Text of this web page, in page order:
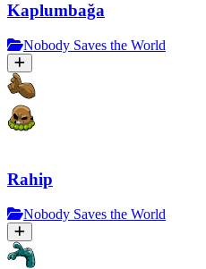
Kaplumbağa
Nobody Saves the World
Rahip
Nobody Saves the World